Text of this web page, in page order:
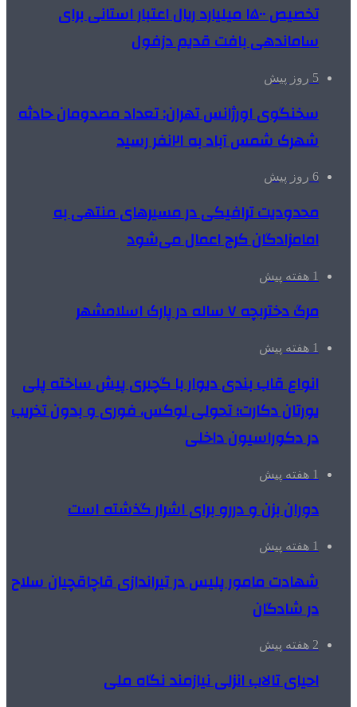
تخصیص ۱۵۰۰ میلیارد ریال اعتبار استانی برای
ساماندهی بافت قدیم دزفول
5 روز پیش
سخنگوی اورژانس تهران: تعداد مصدومان حادثه
شهرک شمس آباد به ۲۱نفر رسید
6 روز پیش
محدودیت ترافیکی در مسیرهای منتهی به
امامزادگان کرج اعمال می‌شود
1 هفته پیش
مرگ دختربچه ۷ ساله در پارک اسلامشهر
1 هفته پیش
انواع قاب بندی دیوار با گچبری پیش ساخته پلی
یورتان دکارت؛ تحولی لوکس، فوری و بدون تخریب
در دکوراسیون داخلی
1 هفته پیش
دوران بزن و دررو برای اشرار گذشته است
1 هفته پیش
شهادت مامور پلیس در تیراندازی قاچاقچیان سلاح
در شادگان
2 هفته پیش
احیای تالاب انزلی نیازمند نگاه ملی